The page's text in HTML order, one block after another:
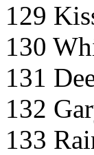
129
130
131
132
133